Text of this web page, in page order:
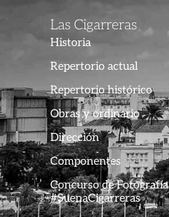
Las Cigarreras
Historia
Repertorio actual
Repertorio histórico
Obras y ordinario
Dirección
Componentes
Concurso de Fotografía
#SuenaCigarreras